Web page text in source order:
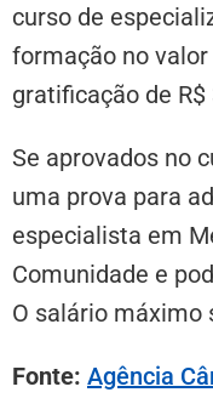
curso de
formação no
gratificação de
Se aprovados no
uma prova para
especialista em
Comunidade e
O salário máximo
Fonte: Agência